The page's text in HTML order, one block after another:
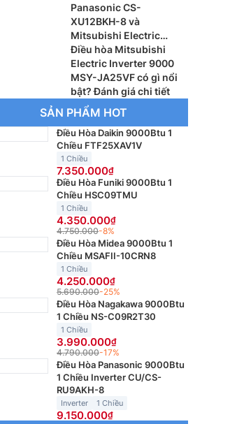
Panasonic CS-
XU12BKH-8 và
Mitsubishi Electric
MSY-JA35VF, máy nào
đáng dùng hơn?
Điều hòa Mitsubishi
Electric Inverter 9000
MSY-JA25VF có gì nổi
bật? Đánh giá chi tiết
SẢN PHẨM HOT
Điều Hòa Daikin 9000Btu 1
Chiều FTF25XAV1V
1 Chiều
7.350.000
Điều Hòa Funiki 9000Btu 1
Chiều HSC09TMU
1 Chiều
4.350.000
4.750.000-8%
Điều Hòa Midea 9000Btu 1
Chiều MSAFII-10CRN8
1 Chiều
4.250.000
5.690.000-25%
Điều Hòa Nagakawa 9000Btu
1 Chiều NS-C09R2T30
1 Chiều
3.990.000
4.790.000-17%
Điều Hòa Panasonic 9000Btu
1 Chiều Inverter CU/CS-
RU9AKH-8
Inverter 1 Chiều
9.150.000